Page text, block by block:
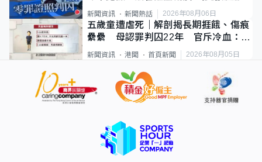
新聞資訊 新聞熱話 2026年08月06日
五歲童遭虐死｜解剖揭長期捱餓、傷痕
纍纍 母認罪判囚22年 官斥冷血：同
類案最惡劣
新聞資訊 港聞 首頁新聞 2026年08月05日